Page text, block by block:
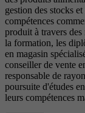
gestion des stocks
compétences
produit à travers
la formation, les
en magasin
conseiller de vente
responsable de
poursuite d'études
leurs compétences